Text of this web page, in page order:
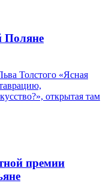
Поляне
Толстого «Ясная
открытая там
премии